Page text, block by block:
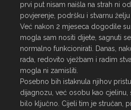
prvi put nisam naišla na strah ni
povjerenje, podršku i stvarnu
Već nakon 2 mjeseca dogodile
mogla sam nositi dijete, sagnuti
normalno funkcionirati. Danas,
rada, redovito vježbam i radim
mogla ni zamisliti.
Posebno bih istaknula njihov
dijagnozu, već osobu kao
bilo ključno. Cijeli tim je stručan,